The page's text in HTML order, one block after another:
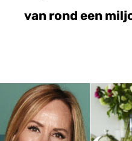
van rond een